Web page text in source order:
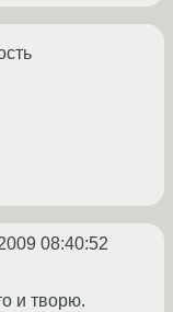
08:40:52
и творю.